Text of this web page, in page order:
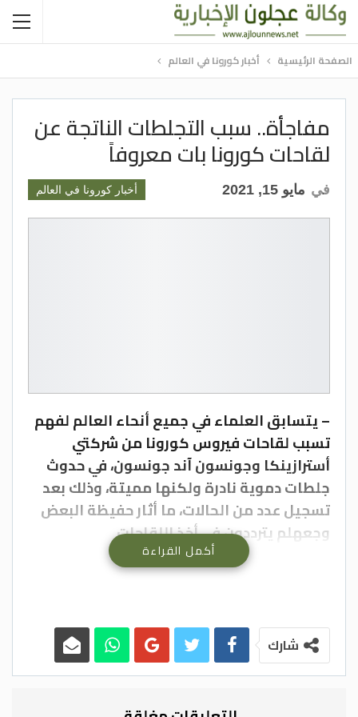
الصفحة الرئيسية أخبار كورونا في العالم
مفاجأة.. سبب التجلطات الناتجة عن
لقاحات كورونا بات معروفاً
أخبار كورونا في العالم في مايو 15, 2021
– يتسابق العلماء في جميع أنحاء العالم لفهم
تسبب لقاحات فيروس كورونا من شركتي
أسترازينكا وجونسون آند جونسون، في حدوث
جلطات دموية نادرة ولكنها مميتة، وذلك بعد
تسجيل عدد من الحالات، ما أثار حفيظة البعض
وجعهلم يترددون في أخذ اللقاحات
جرينشر، أن المادة الكيميائية الموجود في لقاح
“أسترازينكا” تؤدي إلى تفاعل مناعي ينتج تلك
الآثار الجانبية النادرة التي سجلت لدى قلة من
أكمل القراءة
شارك